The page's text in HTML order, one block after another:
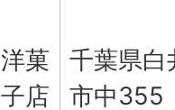
洋菓
子店
千葉県白
市中355